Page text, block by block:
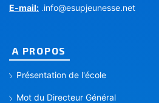
E-mail: info@esupjeunesse.net
A PROPOS
Présentation de l'école
Mot du Directeur Général